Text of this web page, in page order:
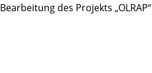
Bearbeitung des Projekts „OLRAP“